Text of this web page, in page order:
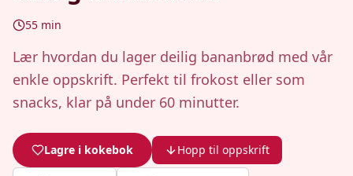
55 min
Lær hvordan du lager deilig bananbrød med vår
enkle oppskrift. Perfekt til frokost eller som
snacks, klar på under 60 minutter.
Lagre i kokebok Hopp til oppskrift